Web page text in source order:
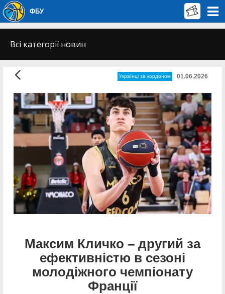
ФБУ
Всі категорії новин
Українці за кордоном 01.06.2026
Максим Кличко – другий за
ефективністю в сезоні
молодіжного чемпіонату
Франції